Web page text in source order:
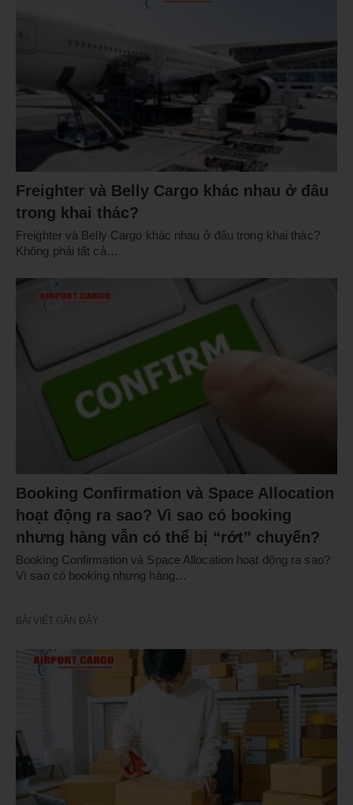
Freighter và Belly Cargo khác nhau ở đâu
trong khai thác?
Freighter và Belly Cargo khác nhau ở đâu trong khai thác?
Không phải tất cả…
Booking Confirmation và Space Allocation
hoạt động ra sao? Vì sao có booking
nhưng hàng vẫn có thể bị “rớt” chuyến?
Booking Confirmation và Space Allocation hoạt động ra sao?
Vì sao có booking nhưng hàng…
BÀI VIẾT GẦN ĐÂY